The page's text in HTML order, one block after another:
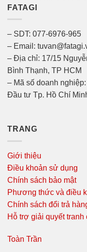
FATAGI
– SDT: 077-6976-965
– Email:
– Địa chỉ: 17/15
Bình Thạnh, TP HCM
– Mã số doanh
Đầu tư Tp. Hồ Chí
TRANG
Giới thiệu
Điều khoản sử dụng
Chính sách bảo mật
Phương thức và điều
Chính sách đổi trả
Hỗ trợ giải quyết tranh
Toàn Trần